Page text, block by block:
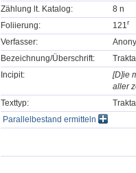
Zählung lt. Katalog:
8 n
Foliierung:
121r
Verfasser:
Bezeichnung/Überschrift:
Incipit:
[D]ie
aller
Texttyp:
Parallelbestand ermitteln